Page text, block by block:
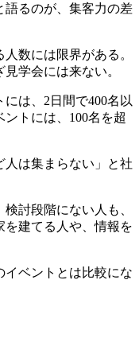
語るのが、集客力の差
数には限界がある。
学会には来ない。
は、2日間で400名以
ントには、100名を超
人は集まらない」と社
討段階にない人も、
建てる人や、情報を
イベントとは比較にな